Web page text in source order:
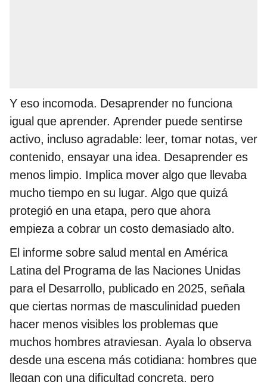
Y eso incomoda. Desaprender no funciona
igual que aprender. Aprender puede sentirse
activo, incluso agradable: leer, tomar notas, ver
contenido, ensayar una idea. Desaprender es
menos limpio. Implica mover algo que llevaba
mucho tiempo en su lugar. Algo que quizá
protegió en una etapa, pero que ahora
empieza a cobrar un costo demasiado alto.
El informe sobre salud mental en América
Latina del Programa de las Naciones Unidas
para el Desarrollo, publicado en 2025, señala
que ciertas normas de masculinidad pueden
hacer menos visibles los problemas que
muchos hombres atraviesan. Ayala lo observa
desde una escena más cotidiana: hombres que
llegan con una dificultad concreta, pero